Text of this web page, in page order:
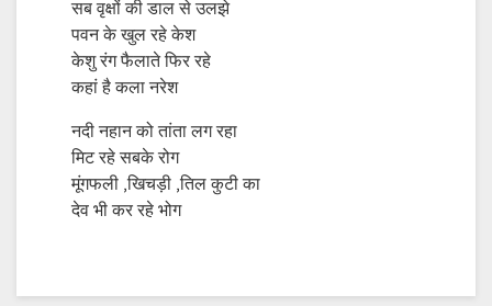
सब वृक्षों की डाल से उलझे
पवन के खुल रहे केश
केशु रंग फैलाते फिर रहे
कहां है कला नरेश
नदी नहान को तांता लग रहा
मिट रहे सबके रोग
मूंगफली ,खिचड़ी ,तिल कुटी का
देव भी कर रहे भोग